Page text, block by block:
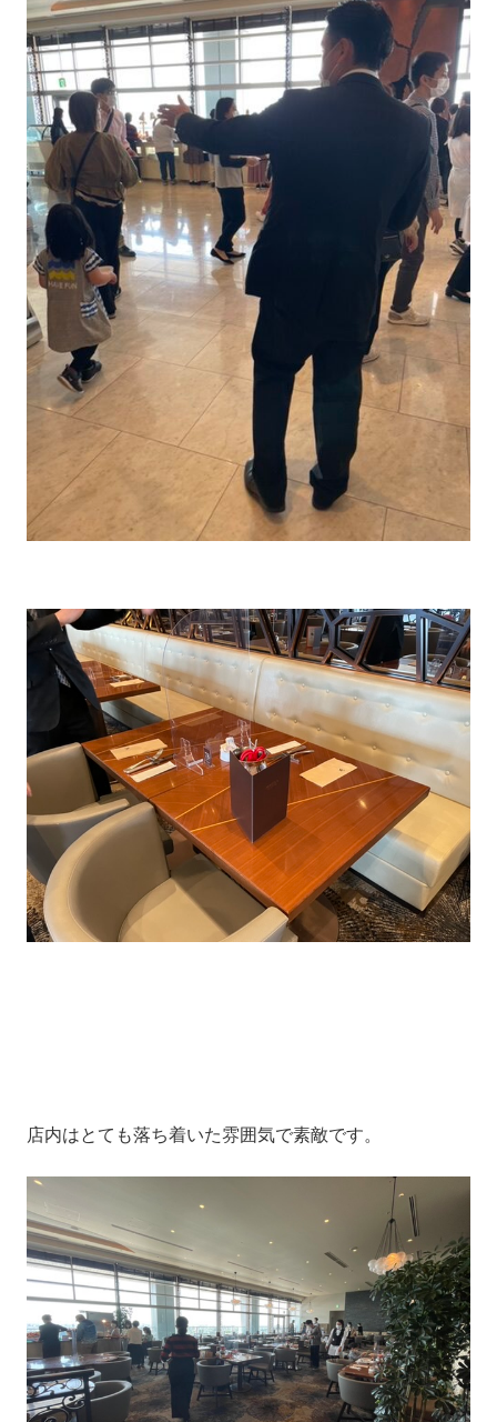
店内はとても落ち着いた雰囲気で素敵です。